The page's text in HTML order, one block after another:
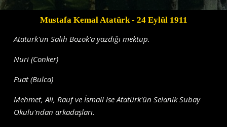
Mustafa Kemal Atatürk- 24 Eylül 1911
Atatürk'ün Salih Bozok'a yazdığı mektup.
Nuri (Conker)
Fuat (Bulca)
Mehmet, Ali, Rauf ve İsmail ise Atatürk'ün Selanik Subay
Okulu'ndan arkadaşları.